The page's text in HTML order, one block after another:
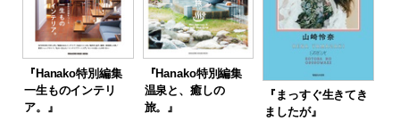
『Hanako特別編集
一生ものインテリ
ア。』
『Hanako特別編集
温泉と、癒しの
旅。』
『まっすぐ生きてき
ましたが』